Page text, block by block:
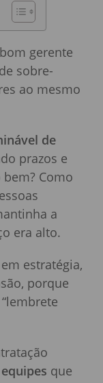
gerente
sobre-
ao mesmo
de
prazos e
Como
a
era alto.
estratégia,
porque
que